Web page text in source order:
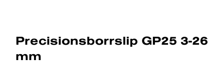
Precisionsborrslip GP25 3-26
mm